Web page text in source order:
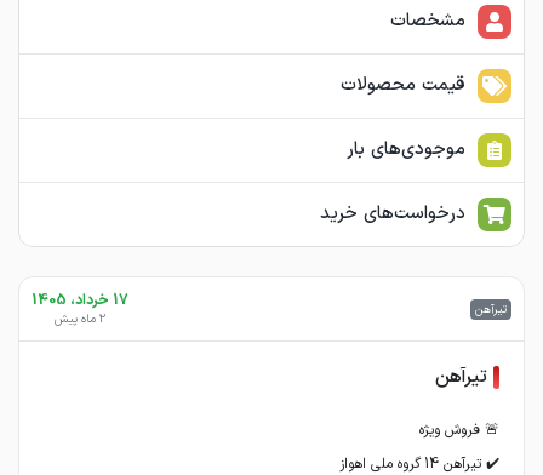
مشخصات
قیمت محصولات
موجودی‌های بار
درخواست‌های خرید
تیرآهن 17 خرداد، 1405
2 ماه پیش
تیرآهن